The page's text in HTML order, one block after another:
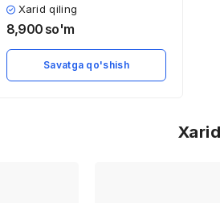
Daromadlar tabaqalanishi
va taqsimlanishi
Xarid qiling
8,900 so'm
Savatga qo'shish